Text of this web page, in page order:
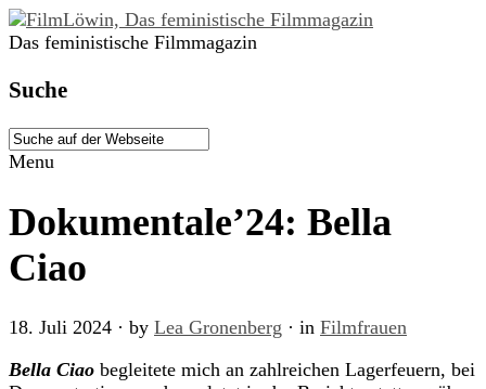
Das feministische Filmmagazin
Suche
Menu
Dokumentale’24: Bella
Ciao
18. Juli 2024 · by Lea Gronenberg · in Filmfrauen
Bella Ciao begleitete mich an zahlreichen Lagerfeuern, bei